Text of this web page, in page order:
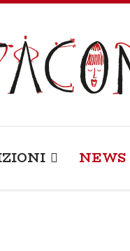
NEWS